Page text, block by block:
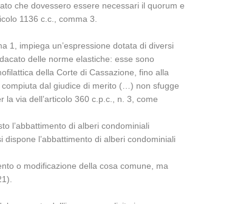
che dovessero essere necessari il quorum e
1136 c.c., comma 3.
1, impiega un’espressione dotata di diversi
delle norme elastiche: esse sono
della Corte di Cassazione, fino alla
compiuta dal giudice di merito (…) non sfugge
la via dell’articolo 360 c.p.c., n. 3, come
l’abbattimento di alberi condominiali
l’abbattimento di alberi condominiali
o modificazione della cosa comune, ma